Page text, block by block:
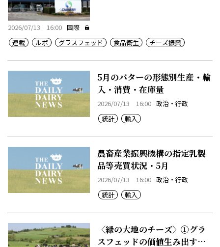
2026/07/13 16:00 国際
連載
ルポ グラスフェッド 食品衛生 チーズ振興
5月のバターの形態別生産・輸
入・消費・在庫量
2026/07/13 16:00 政治・行政
統計
輸入
農畜産業振興機構の指定乳製
品等売買状況・5月
2026/07/13 16:00 政治・行政
統計
輸入
〈緑の大地のチーズ〉①グラ
スフェッドの価値生み出す豊